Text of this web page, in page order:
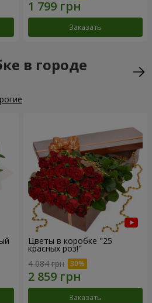
Заказать
в городе
Цветы в коробке "25
красных роз!"
4 084 грн
Заказать